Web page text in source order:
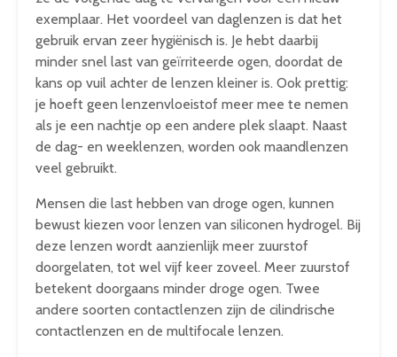
exemplaar. Het voordeel van daglenzen is dat het
gebruik ervan zeer hygiënisch is. Je hebt daarbij
minder snel last van geïrriteerde ogen, doordat de
kans op vuil achter de lenzen kleiner is. Ook prettig:
je hoeft geen lenzenvloeistof meer mee te nemen
als je een nachtje op een andere plek slaapt. Naast
de dag- en weeklenzen, worden ook maandlenzen
veel gebruikt.
Mensen die last hebben van droge ogen, kunnen
bewust kiezen voor lenzen van siliconen hydrogel. Bij
deze lenzen wordt aanzienlijk meer zuurstof
doorgelaten, tot wel vijf keer zoveel. Meer zuurstof
betekent doorgaans minder droge ogen. Twee
andere soorten contactlenzen zijn de cilindrische
contactlenzen en de multifocale lenzen.